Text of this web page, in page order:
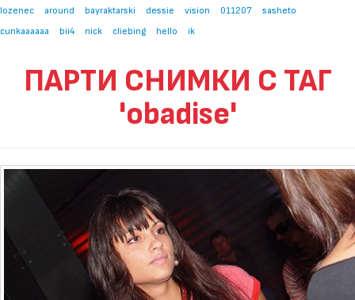
lozenec
around bayraktarski dessie vision 011207
sasheto
cunkaaaaaa
bii4 nick cliebing hello ik
ПАРТИ СНИМКИ С ТАГ
'obadise'